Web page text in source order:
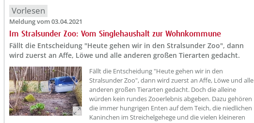
Vorlesen
Meldung vom 03.04.2021
Im Stralsunder Zoo: Vom Singlehaushalt zur Wohnkommune
Fällt die Entscheidung "Heute gehen wir in den Stralsunder Zoo", dann
wird zuerst an Affe, Löwe und alle anderen großen Tierarten gedacht.
Fällt die Entscheidung "Heute gehen wir in den
Stralsunder Zoo", dann wird zuerst an Affe, Löwe und alle
anderen großen Tierarten gedacht. Doch die alleine
würden kein rundes Zooerlebnis abgeben. Dazu gehören
die immer hungrigen Enten auf dem Teich, die niedlichen
Kaninchen im Streichelgehege und die vielen kleineren